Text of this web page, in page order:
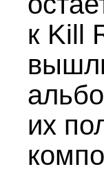
к Kill
их